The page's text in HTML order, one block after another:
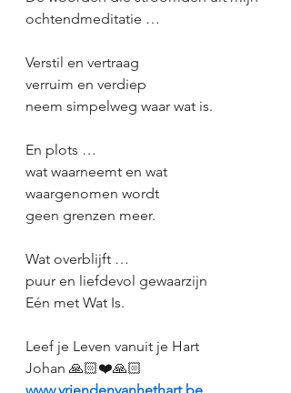
ochtendmeditatie …
Verstil en vertraag
verruim en verdiep
neem simpelweg waar wat is.
En plots …
wat waarneemt en wat
waargenomen wordt
geen grenzen meer.
Wat overblijft …
puur en liefdevol gewaarzijn
Eén met Wat Is.
Leef je Leven vanuit je Hart
Johan 🙏🏻❤️🙏🏻